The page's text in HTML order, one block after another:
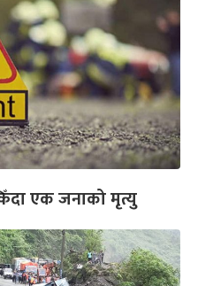
एक जनाको मृत्यु